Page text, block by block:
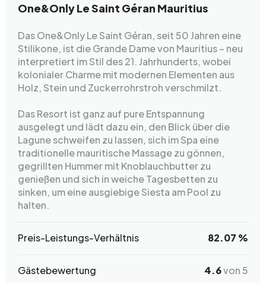
One&Only Le Saint Géran Mauritius
Das One&Only Le Saint Géran, seit 50 Jahren eine
Stilikone, ist die Grande Dame von Mauritius – neu
interpretiert im Stil des 21. Jahrhunderts, wobei
kolonialer Charme mit modernen Elementen aus
Holz, Stein und Zuckerrohrstroh verschmilzt.
Das Resort ist ganz auf pure Entspannung
ausgelegt und lädt dazu ein, den Blick über die
Lagune schweifen zu lassen, sich im Spa eine
traditionelle mauritische Massage zu gönnen,
gegrillten Hummer mit Knoblauchbutter zu
genießen und sich in weiche Tagesbetten zu
sinken, um eine ausgiebige Siesta am Pool zu
halten.
Preis-Leistungs-Verhältnis 82.07 %
Gästebewertung 4.6von 5